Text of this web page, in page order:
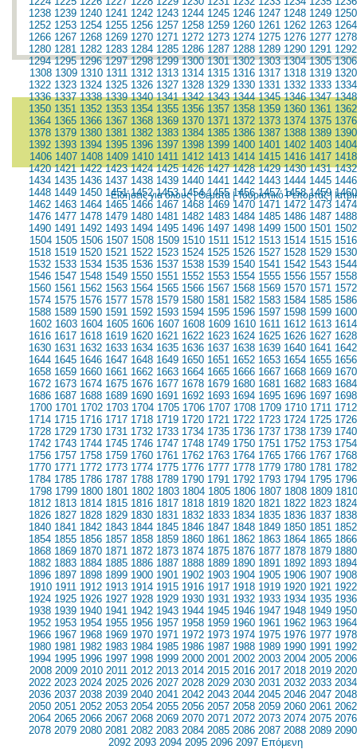
1238 1239 1240 1241 1242 1243 1244 1245 1246 1247 1248 1249 1250
1252 1253 1254 1255 1256 1257 1258 1259 1260 1261 1262 1263 1264
1266 1267 1268 1269 1270 1271 1272 1273 1274 1275 1276 1277 1278
1280 1281 1282 1283 1284 1285 1286 1287 1288 1289 1290 1291 1292
1294 1295 1296 1297 1298 1299 1300 1301 1302 1303 1304 1305 1306
1308 1309 1310 1311 1312 1313 1314 1315 1316 1317 1318 1319 1320
1322 1323 1324 1325 1326 1327 1328 1329 1330 1331 1332 1333 1334
1336 1337 1338 1339 1340 1341 1342 1343 1344 1345 1346 1347 1348
1350 1351 1352 1353 1354 1355 1356 1357 1358 1359 1360 1361 1362
1364 1365 1366 1367 1368 1369 1370 1371 1372 1373 1374 1375 1376
1378 1379 1380 1381 1382 1383 1384 1385 1386 1387 1388 1389 1390
1392 1393 1394 1395 1396 1397 1398 1399 1400 1401 1402 1403 1404
1406 1407 1408 1409 1410 1411 1412 1413 1414 1415 1416 1417 1418
1420 1421 1422 1423 1424 1425 1426 1427 1428 1429 1430 1431 1432
1434 1435 1436 1437 1438 1439 1440 1441 1442 1443 1444 1445 1446
1448 1449 1450 1451 1452 1453 1454 1455 1456 1457 1458 1459 1460
1462 1463 1464 1465 1466 1467 1468 1469 1470 1471 1472 1473 1474
1476 1477 1478 1479 1480 1481 1482 1483 1484 1485 1486 1487 1488
1490 1491 1492 1493 1494 1495 1496 1497 1498 1499 1500 1501 1502
1504 1505 1506 1507 1508 1509 1510 1511 1512 1513 1514 1515 1516
1518 1519 1520 1521 1522 1523 1524 1525 1526 1527 1528 1529 1530
1532 1533 1534 1535 1536 1537 1538 1539 1540 1541 1542 1543 1544
1546 1547 1548 1549 1550 1551 1552 1553 1554 1555 1556 1557 1558
1560 1561 1562 1563 1564 1565 1566 1567 1568 1569 1570 1571 1572
1574 1575 1576 1577 1578 1579 1580 1581 1582 1583 1584 1585 1586
1588 1589 1590 1591 1592 1593 1594 1595 1596 1597 1598 1599 1600
1602 1603 1604 1605 1606 1607 1608 1609 1610 1611 1612 1613 1614
1616 1617 1618 1619 1620 1621 1622 1623 1624 1625 1626 1627 1628
1630 1631 1632 1633 1634 1635 1636 1637 1638 1639 1640 1641 1642
1644 1645 1646 1647 1648 1649 1650 1651 1652 1653 1654 1655 1656
1658 1659 1660 1661 1662 1663 1664 1665 1666 1667 1668 1669 1670
1672 1673 1674 1675 1676 1677 1678 1679 1680 1681 1682 1683 1684
1686 1687 1688 1689 1690 1691 1692 1693 1694 1695 1696 1697 1698
1700 1701 1702 1703 1704 1705 1706 1707 1708 1709 1710 1711 1712
1714 1715 1716 1717 1718 1719 1720 1721 1722 1723 1724 1725 1726
1728 1729 1730 1731 1732 1733 1734 1735 1736 1737 1738 1739 1740
1742 1743 1744 1745 1746 1747 1748 1749 1750 1751 1752 1753 1754
1756 1757 1758 1759 1760 1761 1762 1763 1764 1765 1766 1767 1768
1770 1771 1772 1773 1774 1775 1776 1777 1778 1779 1780 1781 1782
1784 1785 1786 1787 1788 1789 1790 1791 1792 1793 1794 1795 1796
1798 1799 1800 1801 1802 1803 1804 1805 1806 1807 1808 1809 1810
1812 1813 1814 1815 1816 1817 1818 1819 1820 1821 1822 1823 1824
1826 1827 1828 1829 1830 1831 1832 1833 1834 1835 1836 1837 1838
1840 1841 1842 1843 1844 1845 1846 1847 1848 1849 1850 1851 1852
1854 1855 1856 1857 1858 1859 1860 1861 1862 1863 1864 1865 1866
1868 1869 1870 1871 1872 1873 1874 1875 1876 1877 1878 1879 1880
1882 1883 1884 1885 1886 1887 1888 1889 1890 1891 1892 1893 1894
1896 1897 1898 1899 1900 1901 1902 1903 1904 1905 1906 1907 1908
1910 1911 1912 1913 1914 1915 1916 1917 1918 1919 1920 1921 1922
1924 1925 1926 1927 1928 1929 1930 1931 1932 1933 1934 1935 1936
1938 1939 1940 1941 1942 1943 1944 1945 1946 1947 1948 1949 1950
1952 1953 1954 1955 1956 1957 1958 1959 1960 1961 1962 1963 1964
1966 1967 1968 1969 1970 1971 1972 1973 1974 1975 1976 1977 1978
1980 1981 1982 1983 1984 1985 1986 1987 1988 1989 1990 1991 1992
1994 1995 1996 1997 1998 1999 2000 2001 2002 2003 2004 2005 2006
2008 2009 2010 2011 2012 2013 2014 2015 2016 2017 2018 2019 2020
2022 2023 2024 2025 2026 2027 2028 2029 2030 2031 2032 2033 2034
2036 2037 2038 2039 2040 2041 2042 2043 2044 2045 2046 2047 2048
2050 2051 2052 2053 2054 2055 2056 2057 2058 2059 2060 2061 2062
2064 2065 2066 2067 2068 2069 2070 2071 2072 2073 2074 2075 2076
2078 2079 2080 2081 2082 2083 2084 2085 2086 2087 2088 2089 2090
2092 2093 2094 2095 2096 2097 Επόμενη
Ειδήσεις για όλους|Θέματα|Τουριστικό Ρεπορτάζ|